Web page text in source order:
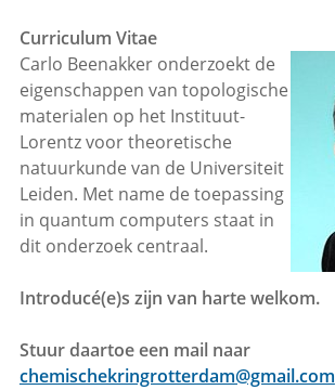
Curriculum Vitae
Carlo Beenakker onderzoekt de
eigenschappen van topologische
materialen op het Instituut-
Lorentz voor theoretische
natuurkunde van de Universiteit
Leiden. Met name de toepassing
in quantum computers staat in
dit onderzoek centraal.
Introducé(e)s zijn van harte welkom.
Stuur daartoe een mail naar
chemischekringrotterdam@gmail.com